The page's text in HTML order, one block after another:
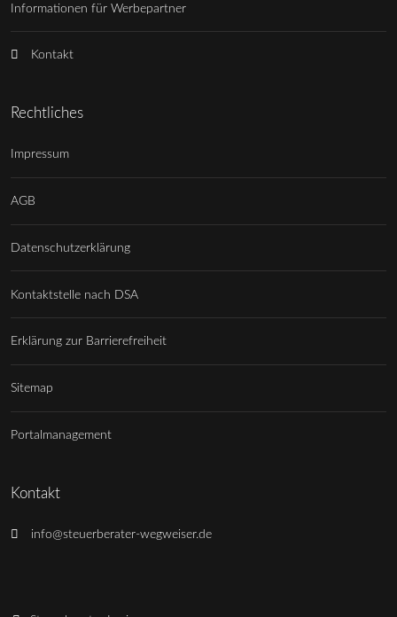
Informationen für Werbepartner
Kontakt
Rechtliches
Impressum
AGB
Datenschutzerklärung
Kontaktstelle nach DSA
Erklärung zur Barrierefreiheit
Sitemap
Portalmanagement
Kontakt
info@steuerberater-wegweiser.de